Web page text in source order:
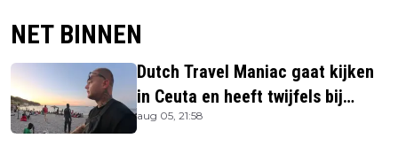
NET BINNEN
Dutch Travel Maniac gaat kijken
in Ceuta en heeft twijfels bij
berichtgeving media
aug 05, 21:58